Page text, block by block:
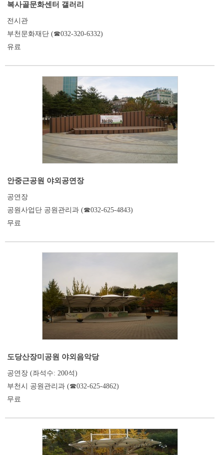
복사골문화센터 갤러리
전시관
부천문화재단 (☎032-320-6332)
유료
안중근공원 야외공연장
공연장
공원사업단 공원관리과 (☎032-625-4843)
무료
도당산장미공원 야외음악당
공연장 (좌석수: 200석)
부천시 공원관리과 (☎032-625-4862)
무료